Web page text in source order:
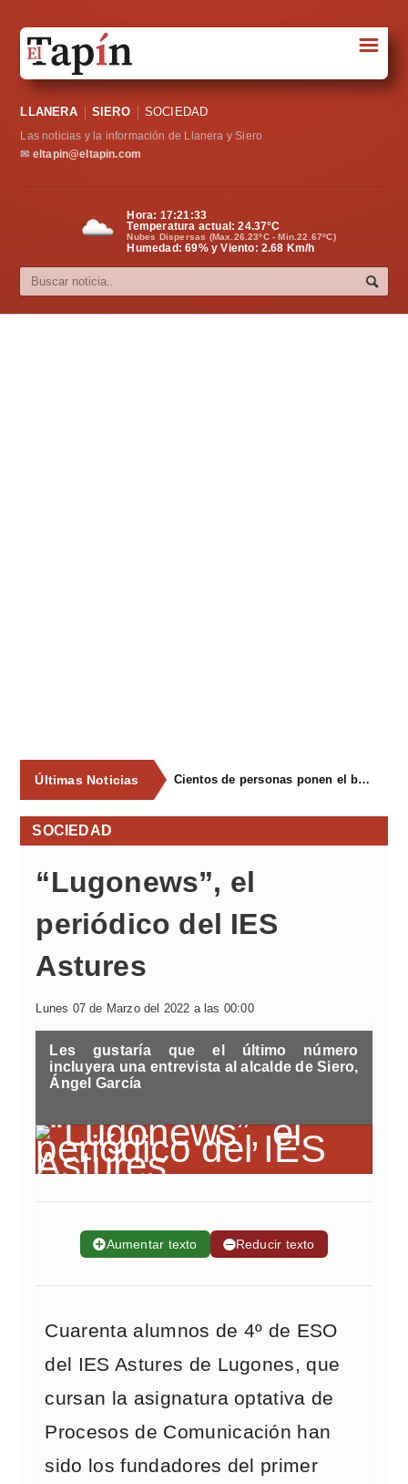
Sociedad
Política
Cultura
☰
LLANERA SIERO SOCIEDAD
Las noticias y la información de Llanera y Siero
✉ eltapin@eltapin.com
Hora: 17:21:34
Temperatura actual:24.37°C
Nubes Dispersas (Max.26.23ºC - Min.22.67ºC)
Humedad: 69% y Viento: 2.68 Km/h
Últimas Noticias Cientos de personas ponen el broche final a las fiestas de La Salud de Lieres con la tradicional merienda
SOCIEDAD
“Lugonews”, el
periódico del IES
Astures
Lunes 07 de Marzo del 2022 a las 00:00
Les gustaría que el último número
incluyera una entrevista al alcalde de Siero,
Ángel García
➕Aumentar texto ➖Reducir texto
Cuarenta alumnos de 4º de ESO
del IES Astures de Lugones, que
cursan la asignatura optativa de
Procesos de Comunicación han
sido los fundadores del primer